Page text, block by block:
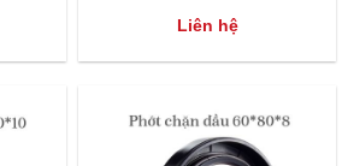
Liên hệ